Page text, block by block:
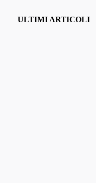
ULTIMI ARTICOLI